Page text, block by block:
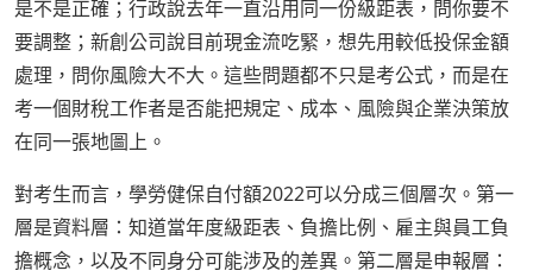
是不是正確；行政說去年一直沿用同一份級距表，問你要不
要調整；新創公司說目前現金流吃緊，想先用較低投保金額
處理，問你風險大不大。這些問題都不只是考公式，而是在
考一個財稅工作者是否能把規定、成本、風險與企業決策放
在同一張地圖上。
對考生而言，學勞健保自付額2022可以分成三個層次。第一
層是資料層：知道當年度級距表、負擔比例、雇主與員工負
擔概念，以及不同身分可能涉及的差異。第二層是申報層：